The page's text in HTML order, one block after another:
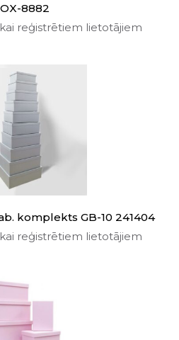
8882
reģistrētiem lietotājiem
komplekts GB-10 241404
reģistrētiem lietotājiem